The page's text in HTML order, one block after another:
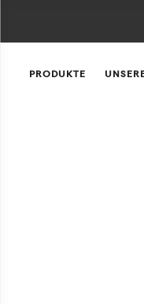
PRODUKTE